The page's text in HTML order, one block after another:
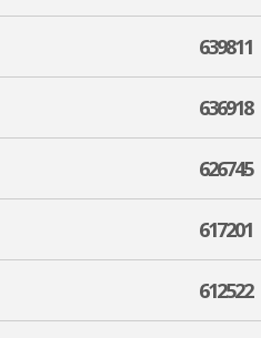
639811
636918
626745
617201
612522